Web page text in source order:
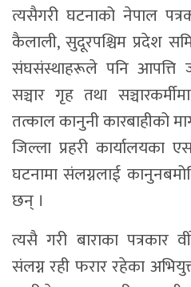
त्यसैगरी घटनाको नेपाल
कैलाली, सुदूरपश्चिम प्रदेश
संघसंस्थाहरूले पनि
सञ्चार गृह तथा
तत्काल कानुनी कारबाहीको
जिल्ला प्रहरी
घटनामा संलग्नलाई
छन् ।
त्यसै गरी बाराका पत्रकार
संलग्न रही फरार रहेका